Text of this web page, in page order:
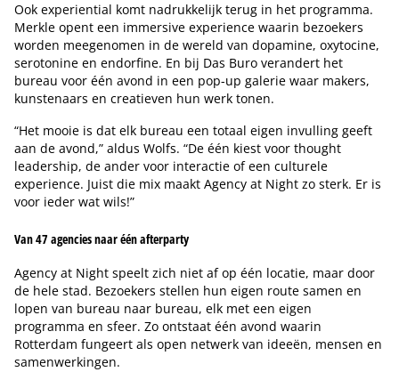
Ook experiential komt nadrukkelijk terug in het programma.
Merkle opent een immersive experience waarin bezoekers
worden meegenomen in de wereld van dopamine, oxytocine,
serotonine en endorfine. En bij Das Buro verandert het
bureau voor één avond in een pop-up galerie waar makers,
kunstenaars en creatieven hun werk tonen.
“Het mooie is dat elk bureau een totaal eigen invulling geeft
aan de avond,” aldus Wolfs. “De één kiest voor thought
leadership, de ander voor interactie of een culturele
experience. Juist die mix maakt Agency at Night zo sterk. Er is
voor ieder wat wils!”
Van 47 agencies naar één afterparty
Agency at Night speelt zich niet af op één locatie, maar door
de hele stad. Bezoekers stellen hun eigen route samen en
lopen van bureau naar bureau, elk met een eigen
programma en sfeer. Zo ontstaat één avond waarin
Rotterdam fungeert als open netwerk van ideeën, mensen en
samenwerkingen.